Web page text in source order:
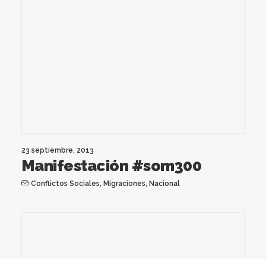
23 septiembre, 2013
Manifestación #som300
Conflictos Sociales, Migraciones, Nacional